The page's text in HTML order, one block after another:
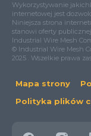
Wykorzystywanie
internetowej jest
Niniejsza strona
stanowi oferty publicznej.
Industrial Wire Mesh
© Industrial Wire Mesh
2025 . Wszelkie prawa
Mapa strony
Polityka plików